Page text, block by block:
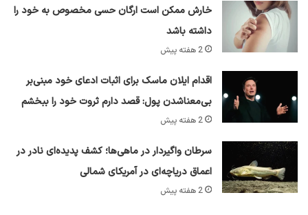
خارش ممکن است ارگان حسی مخصوص به خود را
داشته باشد
2 هفته پیش
اقدام ایلان ماسک برای اثبات ادعای خود مبنی‌بر
بی‌معناشدن پول: قصد دارم ثروت خود را ببخشم
2 هفته پیش
سرطان واگیردار در ماهی‌ها؛ کشف پدیده‌ای نادر در
اعماق دریاچه‌ای در آمریکای شمالی
2 هفته پیش